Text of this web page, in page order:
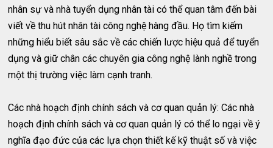
nhân sự và nhà tuyển dụng nhân tài có thể quan tâm đến bài
viết về thu hút nhân tài công nghệ hàng đầu. Họ tìm kiếm
những hiểu biết sâu sắc về các chiến lược hiệu quả để tuyển
dụng và giữ chân các chuyên gia công nghệ lành nghề trong
một thị trường việc làm cạnh tranh.
Các nhà hoạch định chính sách và cơ quan quản lý: Các nhà
hoạch định chính sách và cơ quan quản lý có thể lo ngại về ý
nghĩa đạo đức của các lựa chọn thiết kế kỹ thuật số và việc